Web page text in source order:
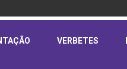
VERBETES